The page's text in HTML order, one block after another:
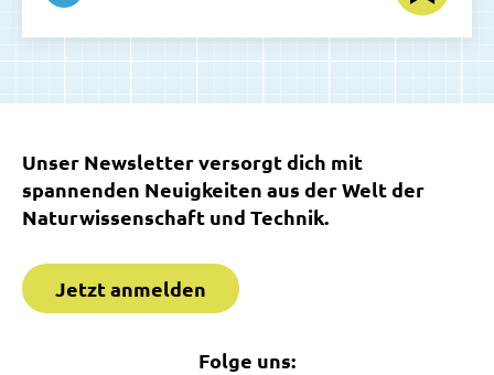
Unser Newsletter versorgt dich mit
spannenden Neuigkeiten aus der Welt der
Naturwissenschaft und Technik.
Jetzt anmelden
Folge uns: